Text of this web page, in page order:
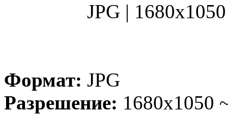
JPG |
Формат: JPG
Разрешение: 1680x1050